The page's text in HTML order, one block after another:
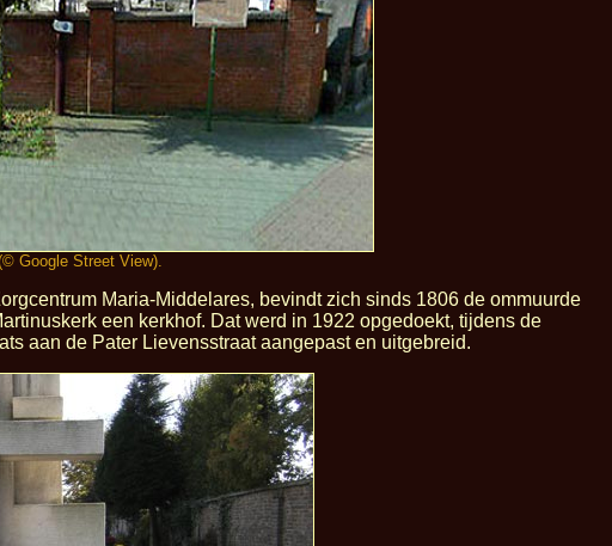
Google Street View).
Maria-Middelares, bevindt zich sinds 1806 de ommuurde
een kerkhof. Dat werd in 1922 opgedoekt, tijdens de
aan de Pater Lievensstraat aangepast en uitgebreid.